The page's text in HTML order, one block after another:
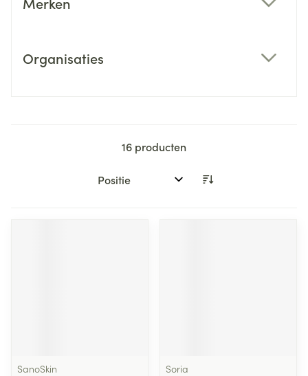
Organisaties
16 producten
Sorteer op:
SanoSkin
Soria